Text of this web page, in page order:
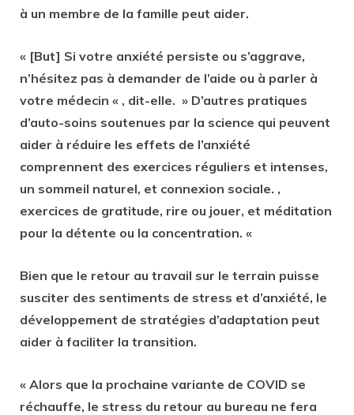
à un membre de la famille peut aider.
« [But] Si votre anxiété persiste ou s’aggrave,
n’hésitez pas à demander de l’aide ou à parler à
votre médecin « , dit-elle. » D’autres pratiques
d’auto-soins soutenues par la science qui peuvent
aider à réduire les effets de l’anxiété
comprennent des exercices réguliers et intenses,
un sommeil naturel, et connexion sociale. ,
exercices de gratitude, rire ou jouer, et méditation
pour la détente ou la concentration. «
Bien que le retour au travail sur le terrain puisse
susciter des sentiments de stress et d’anxiété, le
développement de stratégies d’adaptation peut
aider à faciliter la transition.
« Alors que la prochaine variante de COVID se
réchauffe, le stress du retour au bureau ne fera